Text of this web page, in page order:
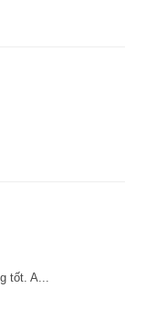
tốt. A...